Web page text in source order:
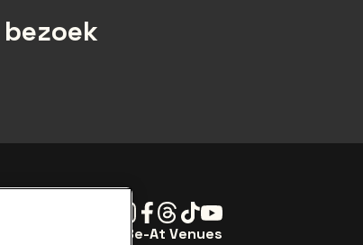
Instagram
Facebook
Threads
TiktokYoutube
Be-At Venues